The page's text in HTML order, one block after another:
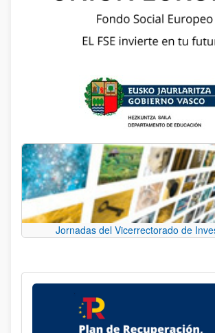
Jornadas del Vicerrectorado de